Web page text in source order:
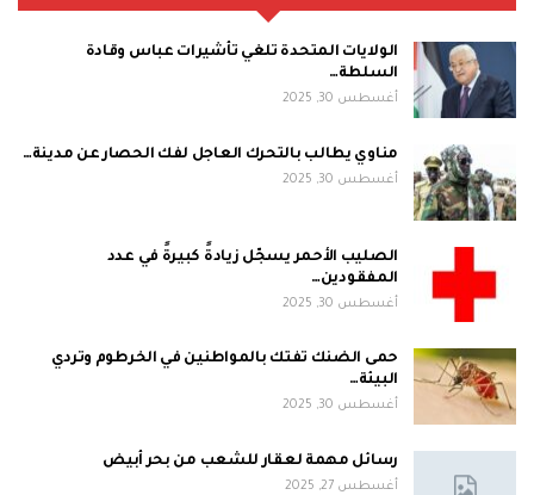
الولايات المتحدة تلغي تأشيرات عباس وقادة
السلطة…
أغسطس 30, 2025
مناوي يطالب بالتحرك العاجل لفك الحصار عن مدينة…
أغسطس 30, 2025
الصليب الأحمر يسجّل زيادةً كبيرةً في عدد
المفقودين…
أغسطس 30, 2025
حمى الضنك تفتك بالمواطنين في الخرطوم وتردي
البيئة…
أغسطس 30, 2025
رسائل مهمة لعقار للشعب من بحر أبيض
أغسطس 27, 2025